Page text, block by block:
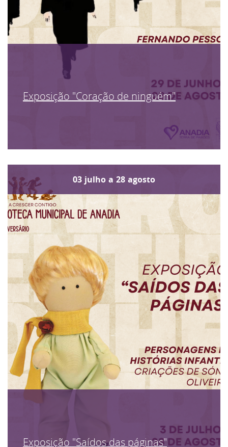
Exposição "Coração de ninguém"
03 julho a 28 agosto
Exposição "Saídos das páginas"